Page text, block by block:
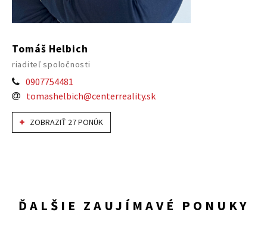
Tomáš Helbich
riaditeľ spoločnosti
0907754481
tomashelbich@centerreality.sk
ZOBRAZIŤ 27 PONÚK
ĎALŠIE ZAUJÍMAVÉ PONUKY